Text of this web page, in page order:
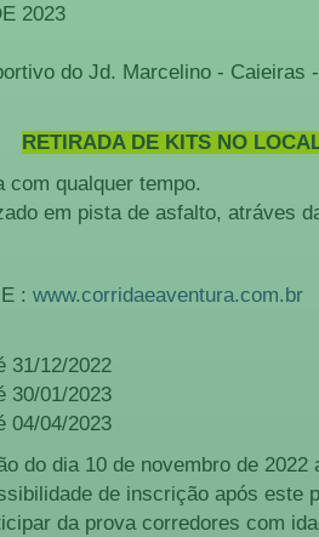
2023
do Jd. Marcelino - Caieiras
RETIRADA DE KITS NO
com qualquer tempo.
em pista de asfalto, atráves
: www.corridaeaventura.com.br
31/12/2022
30/01/2023
04/04/2023
do dia 10 de novembro de
de inscrição após este
da prova corredores com